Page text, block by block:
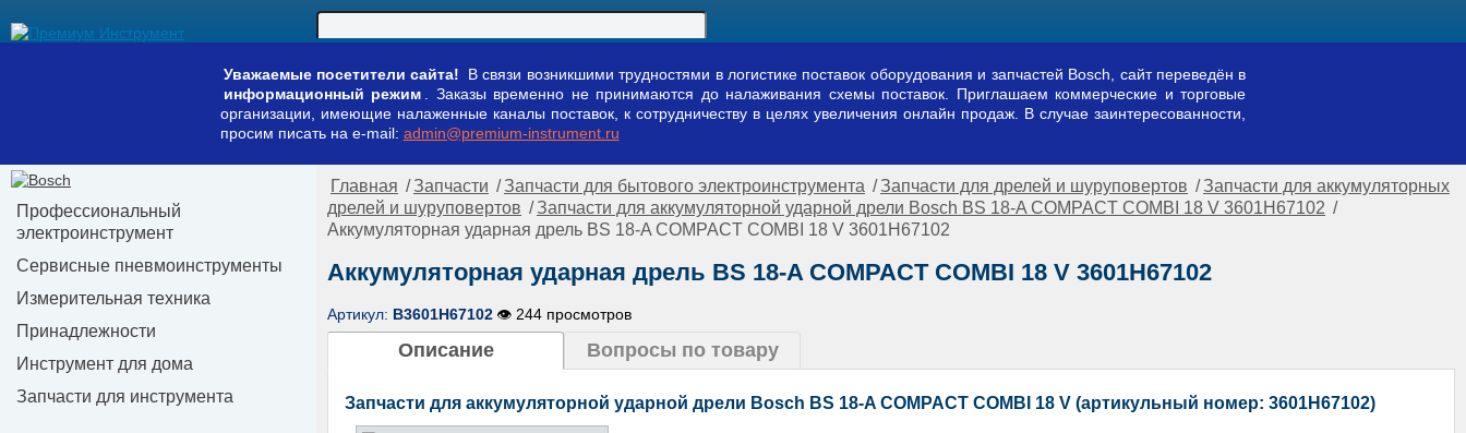
Уважаемые посетители сайта!
В связи возникшими трудностями в логистике поставок оборудования и запчастей Bosch, сайт переведён в
информационный режим
. Заказы временно не принимаются до налаживания схемы поставок. Приглашаем коммерческие и торговые
организации, имеющие налаженные каналы поставок, к сотрудничеству в целях увеличения онлайн продаж. В случае заинтересованности,
просим писать на e-mail: admin@premium-instrument.ru
Профессиональный
электроинструмент
Сервисные пневмоинструменты
Измерительная техника
Принадлежности
Инструмент для дома
Запчасти для инструмента
Главная / Запчасти / Запчасти для бытового электроинструмента / Запчасти для дрелей и шуруповертов / Запчасти для аккумуляторных
дрелей и шуруповертов / Запчасти для аккумуляторной ударной дрели Bosch BS 18-A COMPACT COMBI 18 V 3601H67102 /
Аккумуляторная ударная дрель BS 18-A COMPACT COMBI 18 V 3601H67102
Аккумуляторная ударная дрель BS 18-A COMPACT COMBI 18 V 3601H67102
Артикул: B3601H67102 👁 244 просмотров
Описание Вопросы по товару
Запчасти для аккумуляторной ударной дрели Bosch BS 18-A COMPACT COMBI 18 V (артикульный номер: 3601H67102)